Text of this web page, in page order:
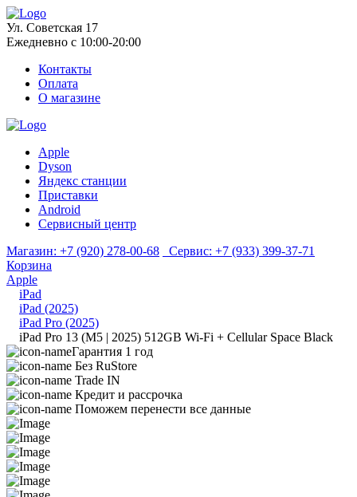
Ул. Советская 17
Ежедневно с 10:00-20:00
Контакты
Оплата
О магазине
Apple
Dyson
Яндекс станции
Приставки
Android
Сервисный центр
Магазин: +7 (920) 278-00-68 Сервис: +7 (933) 399-37-71
Корзина
Apple
iPad
iPad (2025)
iPad Pro (2025)
iPad Pro 13 (M5 | 2025) 512GB Wi-Fi + Cellular Space Black
Гарантия 1 год
Без RuStore
Trade IN
Кредит и рассрочка
Поможем перенести все данные